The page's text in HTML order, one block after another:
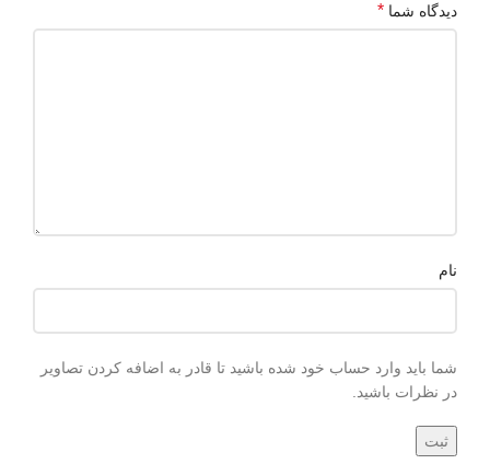
دیدگاه شما *
نام
شما باید وارد حساب خود شده باشید تا قادر به اضافه کردن تصاویر
در نظرات باشید.